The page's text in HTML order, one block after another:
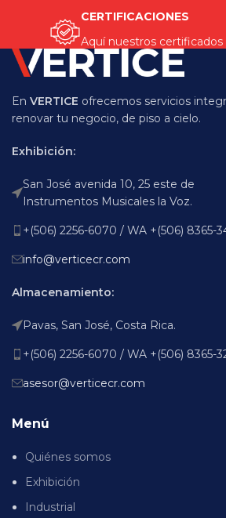
CERTIFICACIONES
Aquí nuestros certificados
En VERTICE ofrecemos servicios
renovar tu negocio, de piso a cielo.
Exhibición:
San José avenida 10, 25 este de
Instrumentos Musicales la Voz.
+(506) 2256-6070 / WA +(506) 8365-
info@verticecr.com
Almacenamiento:
Pavas, San José, Costa Rica.
+(506) 2256-6070 / WA +(506) 8365-
asesor@verticecr.com
Menú
Quiénes somos
Exhibición
Industrial